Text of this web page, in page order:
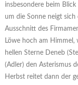
insbesondere beim
um die Sonne neigt
Ausschnitt des
Löwe hoch am Himmel,
hellen Sterne Deneb
(Adler) den Asterismus
Herbst reitet dann der